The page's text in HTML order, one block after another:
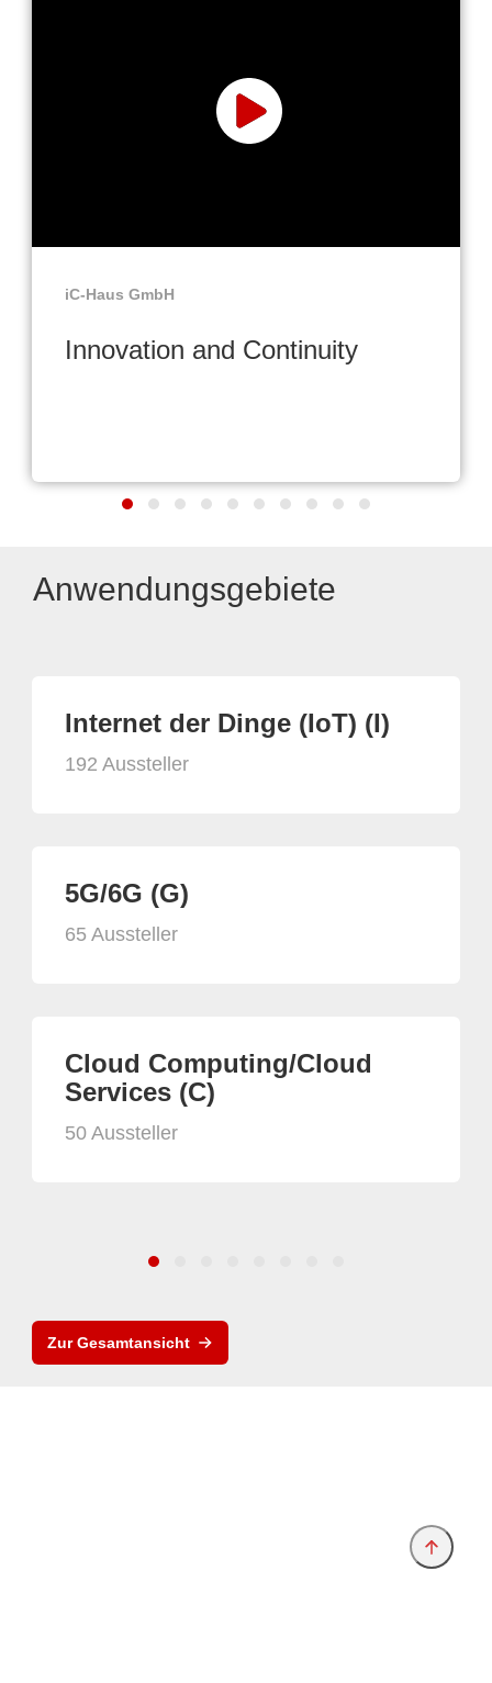
iC-Haus GmbH
Innovation and Continuity
Anwendungsgebiete
Internet der Dinge (IoT) (I)
192 Aussteller
5G/6G (G)
65 Aussteller
Cloud Computing/Cloud
Services (C)
50 Aussteller
Zur Gesamtansicht